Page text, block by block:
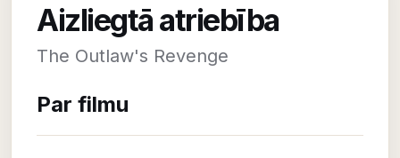
Aizliegtā atriebība
The Outlaw's Revenge
Par filmu